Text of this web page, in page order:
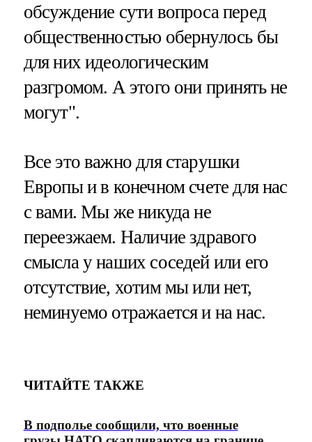
обсуждение сути вопроса перед
общественностью обернулось бы
для них идеологическим
разгромом. А этого они принять не
могут".
Все это важно для старушки
Европы и в конечном счете для нас
с вами. Мы же никуда не
переезжаем. Наличие здравого
смысла у наших соседей или его
отсутствие, хотим мы или нет,
неминуемо отражается и на нас.
ЧИТАЙТЕ ТАКЖЕ
В подполье сообщили, что военные